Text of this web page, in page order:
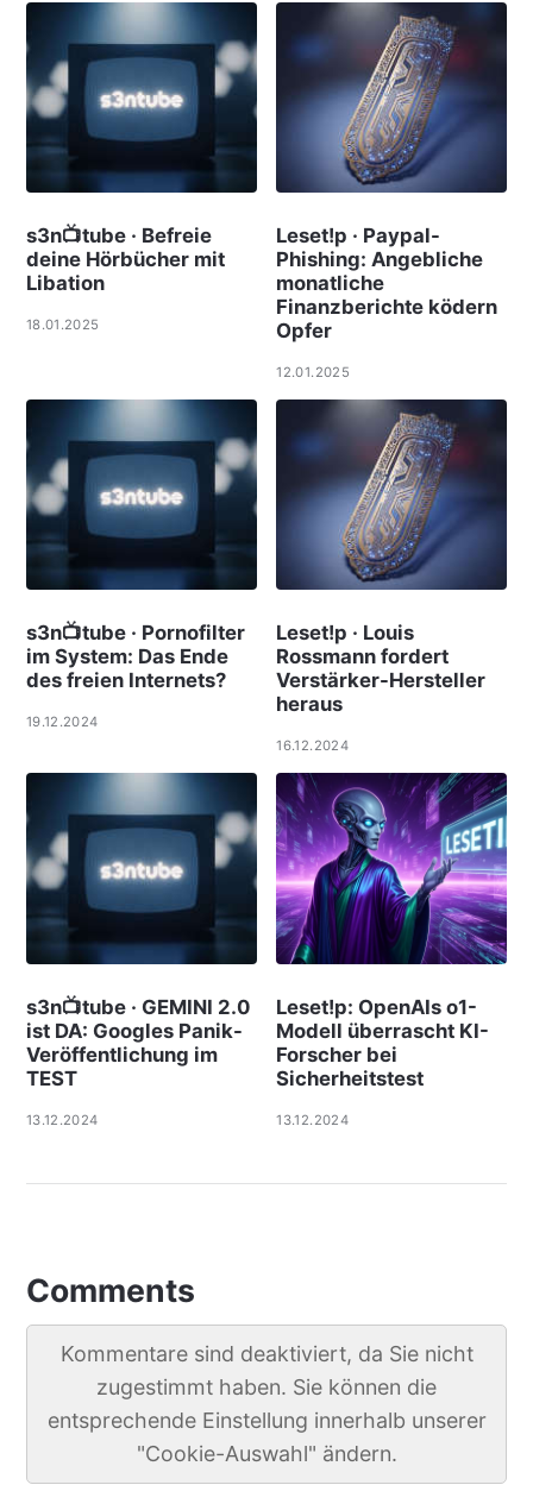
s3n📺tube · Befreie
deine Hörbücher mit
Libation
18.01.2025
Leset!p · Paypal-
Phishing: Angebliche
monatliche
Finanzberichte ködern
Opfer
12.01.2025
s3n📺tube · Pornofilter
im System: Das Ende
des freien Internets?
19.12.2024
Leset!p · Louis
Rossmann fordert
Verstärker-Hersteller
heraus
16.12.2024
s3n📺tube · GEMINI 2.0
ist DA: Googles Panik-
Veröffentlichung im
TEST
13.12.2024
Leset!p: OpenAIs o1-
Modell überrascht KI-
Forscher bei
Sicherheitstest
13.12.2024
Comments
Kommentare sind deaktiviert, da Sie nicht
zugestimmt haben. Sie können die
entsprechende Einstellung innerhalb unserer
"Cookie-Auswahl" ändern.